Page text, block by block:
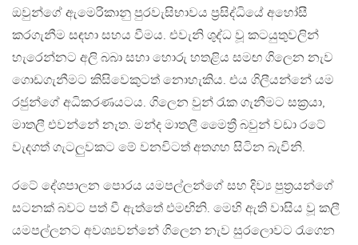
ඔවුන්ගේ ඇමෙරිකානු පුරවැසිභාවය ප්‍රසිද්ධියේ අහෝසී
කරගැනීම සඳහා සහය වීමය. එවැනි ශුද්ධ වූ කටයුතුවලින්
හැරෙන්නට අලි බබා සහා හොරු හතළිය සමඟ ගිලෙන නැව
ගොඩගැනීමට කිසිවෙකුටත් නොහැකිය. එය ගිලීයන්නේ යම
රජුන්ගේ අධිකරණයටය. ගිලෙන වුන් රැක ගැනීමට සක්‍රයා,
මාතලී එවන්නේ නැත. මන්ද මාතලී මෛත්‍රී බවුන් වඩා රටේ
වැදගත් ගැටලුවකට මේ වනවිටත් අතගහ සිටින බැවිනි.
රටේ දේශපාලන පොරය යමපල්ලන්ගේ සහ දිව්‍ය පුත්‍රයන්ගේ
සටනක් බවට පත් වී ඇත්තේ එමඟිනි. මෙහි ඇති වාසිය වූ කලී
යමපල්ලනට අවශ්‍යවන්නේ ගිලෙන නැව සුරලොවට රැගෙන